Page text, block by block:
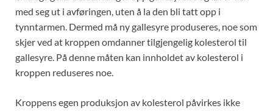
med seg ut i avføringen, uten å la den bli tatt opp i
tynntarmen. Dermed må ny gallesyre produseres, noe som
skjer ved at kroppen omdanner tilgjengelig kolesterol til
gallesyre. På denne måten kan innholdet av kolesterol i
kroppen reduseres noe.
Kroppens egen produksjon av kolesterol påvirkes ikke